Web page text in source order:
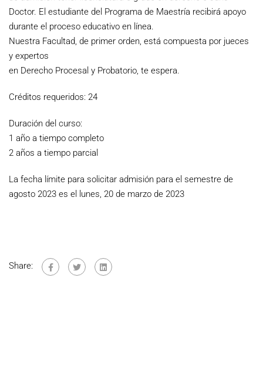
Doctor. El estudiante del Programa de Maestría recibirá apoyo
durante el proceso educativo en línea.
Nuestra Facultad, de primer orden, está compuesta por jueces
y expertos
en Derecho Procesal y Probatorio, te espera.
Créditos requeridos: 24
Duración del curso:
1 año a tiempo completo
2 años a tiempo parcial
La fecha límite para solicitar admisión para el semestre de
agosto 2023 es el lunes, 20 de marzo de 2023
Share: